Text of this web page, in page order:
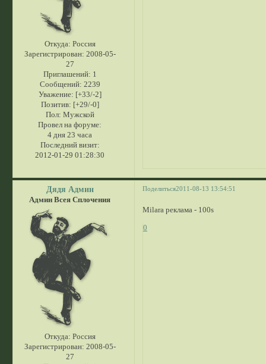
Откуда: Россия
Зарегистрирован: 2008-05-
27
Приглашений: 1
Сообщений: 2239
Уважение: [+33/-2]
Позитив: [+29/-0]
Пол: Мужской
Провел на форуме:
4 дня 23 часа
Последний визит:
2012-01-29 01:28:30
Поделиться2011-08-13 13:54:51
Дядя Админ
Админ Всея Сплочения
Откуда: Россия
Зарегистрирован: 2008-05-
27
Milara реклама - 100s
0